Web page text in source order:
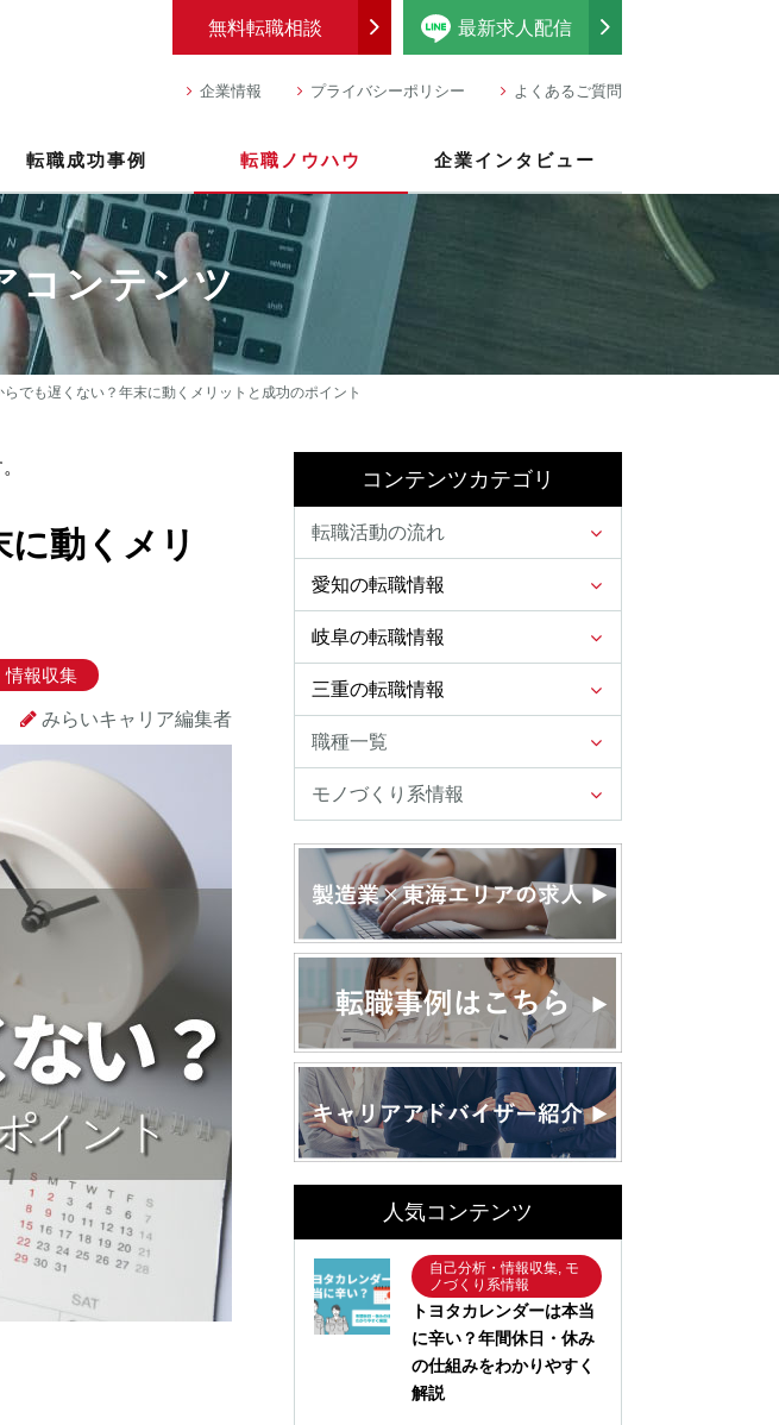
最新求人配信
無料転職相談
企業情報 プライバシーポリシー よくあるご質問
転職成功事例 転職ノウハウ 企業インタビュー
コンテンツ
でも遅くない？年末に動くメリットと成功のポイント
動くメリ
情報収集
みらいキャリア編集者
コンテンツカテゴリ
転職活動の流れ
愛知の転職情報
岐阜の転職情報
三重の転職情報
職種一覧
モノづくり系情報
人気コンテンツ
自己分析・情報収集, モ
ノづくり系情報
トヨタカレンダーは本当
に辛い？年間休日・休み
の仕組みをわかりやすく
解説